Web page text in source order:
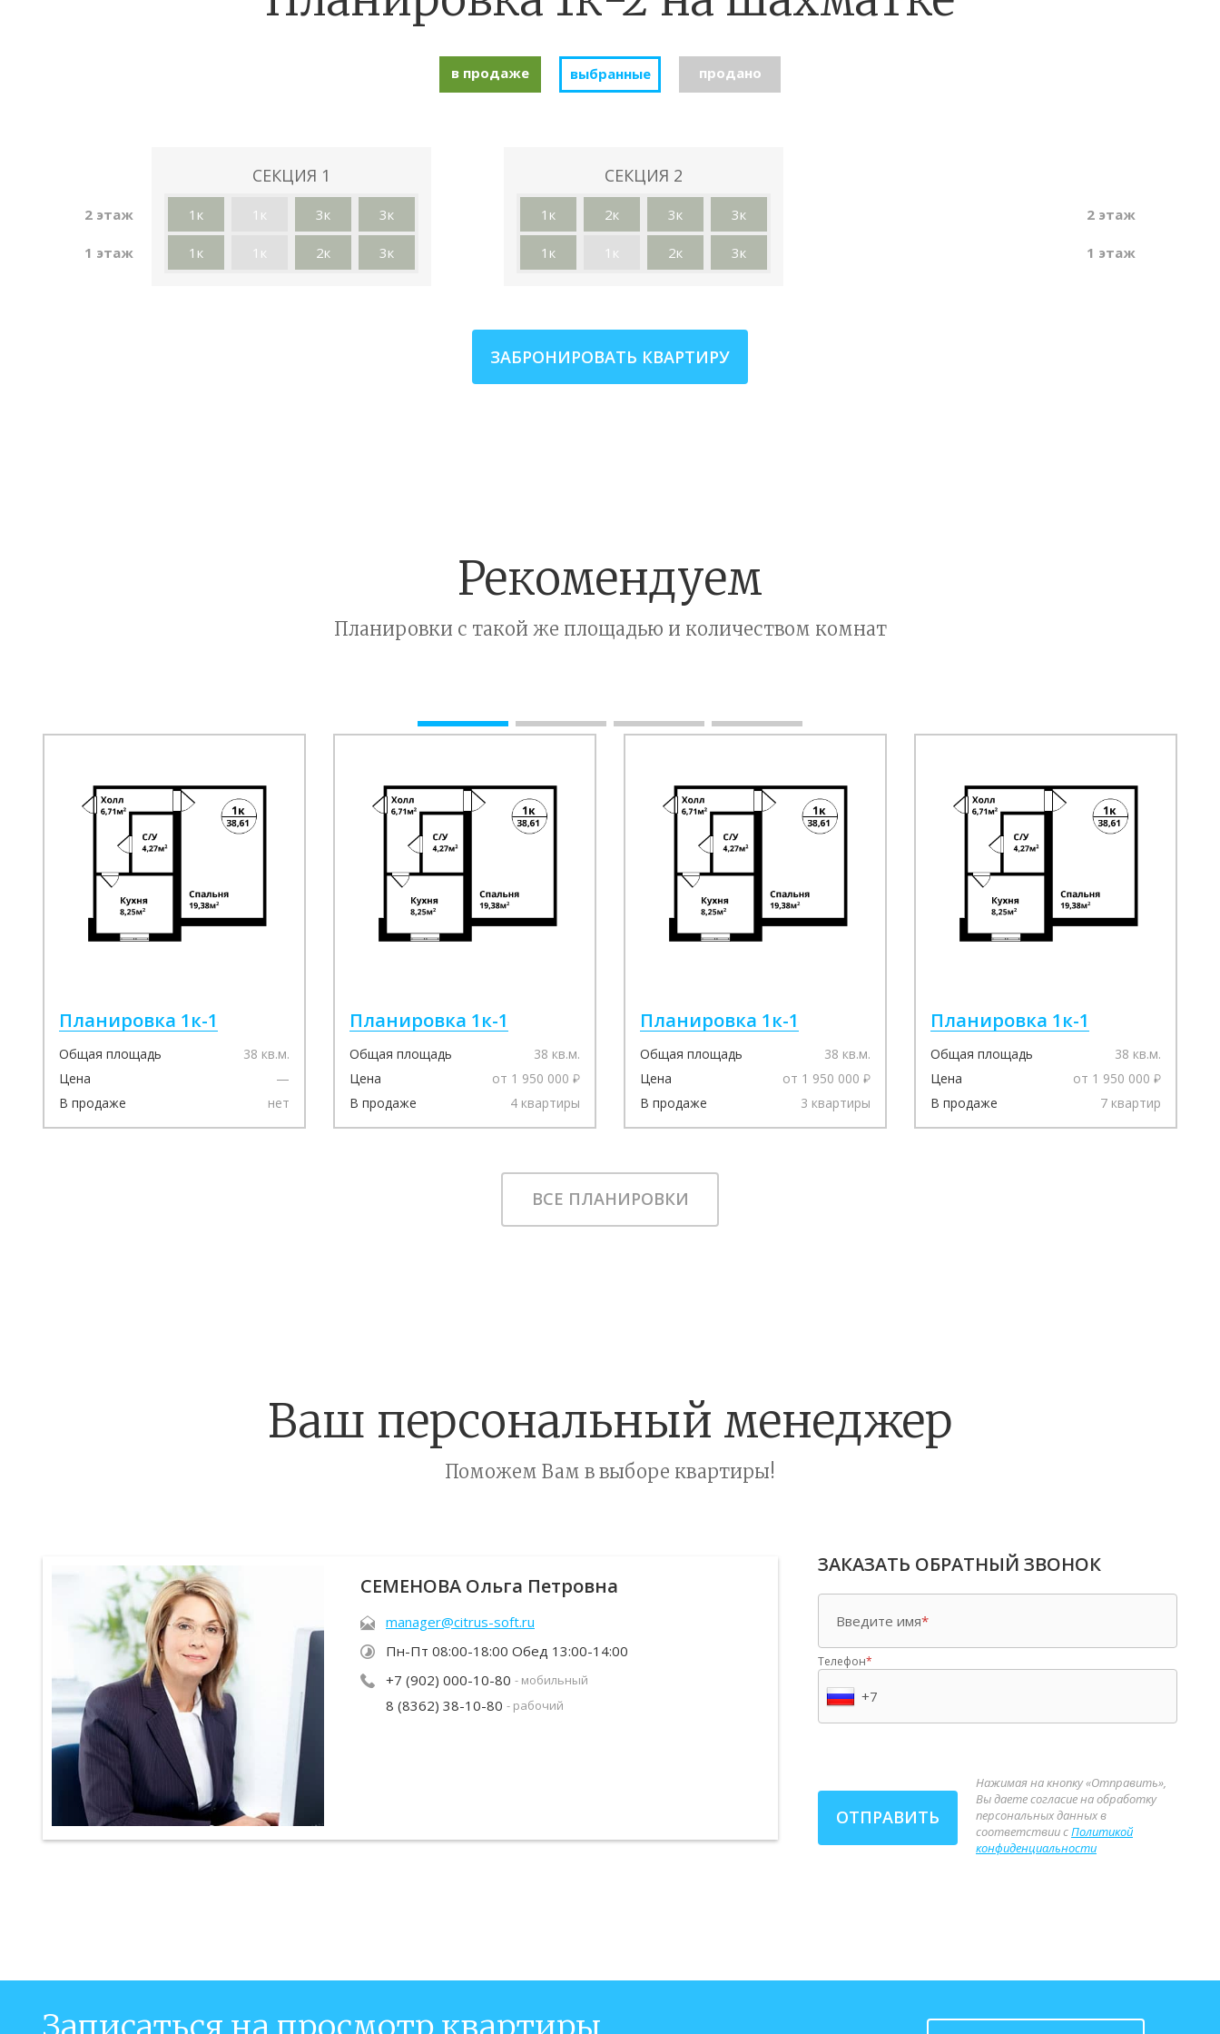
в продаже выбранные продано
2 этаж
1 этаж
СЕКЦИЯ 1
1к 1к 3к 3к
1к 1к 2к 3к
СЕКЦИЯ 2
1к 2к 3к 3к
1к 1к 2к 3к
2 этаж
1 этаж
ЗАБРОНИРОВАТЬ КВАРТИРУ
Рекомендуем
Планировки с такой же площадью и количеством комнат
Планировка 1к-1
Общая площадь
38 кв.м.
Цена
—
В продаже
нет
Планировка 1к-1
Общая площадь
38 кв.м.
Цена
от 1 950 000
В продаже
4 квартиры
Планировка 1к-1
Общая площадь
38 кв.м.
Цена
от 1 950 000
В продаже
3 квартиры
Планировка 1к-1
Общая площадь
38 кв.м.
Цена
от 1 950 000
В продаже
7 квартир
ВСЕ ПЛАНИРОВКИ
Ваш персональный менеджер
Поможем Вам в выборе квартиры!
СЕМЕНОВА Ольга Петровна
manager@citrus-soft.ru
Пн-Пт 08:00-18:00 Обед 13:00-14:00
+7 (902) 000-10-80 - мобильный
8 (8362) 38-10-80 - рабочий
ЗАКАЗАТЬ ОБРАТНЫЙ ЗВОНОК
Введите имя*
Телефон*
ОТПРАВИТЬ
Нажимая на кнопку «Отправить»,
Вы даете согласие на обработку
персональных данных в
соответствии сПолитикой
конфиденциальности